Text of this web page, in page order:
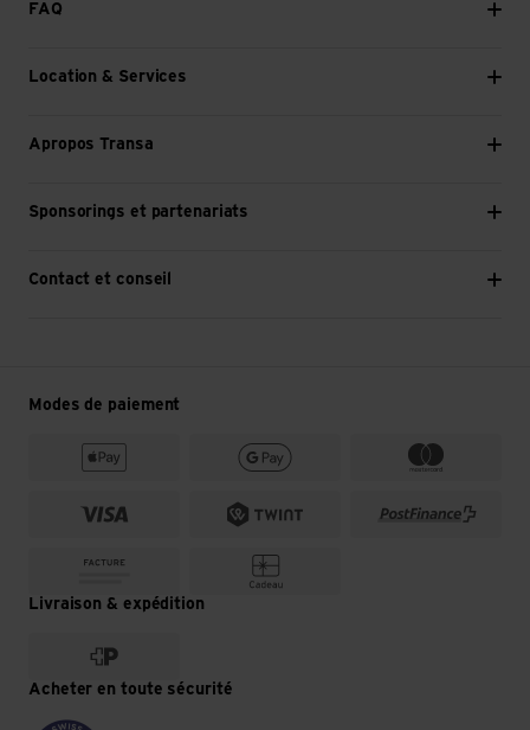
FAQ
Location & Services
Apropos Transa
Sponsorings et partenariats
Contact et conseil
Modes de paiement
Livraison & expédition
Acheter en toute sécurité